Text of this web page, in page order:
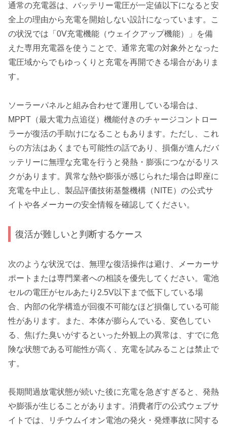
通常の充電器は、バッテリー電圧が一定値以下になると安
全上の理由から充電を開始しない設計になっています。こ
の状況では「0V充電機能（ウェイクアップ機能）」を備
えた専用充電器を使うことで、通常充電の対象外となった
電圧域からでもゆっくりと充電を再開できる場合がありま
す。
ソーラーパネルと組み合わせて運用している場合は、
MPPT（最大電力点追従）機能付きのチャージコントロー
ラーが復活の手助けになることもあります。ただし、これ
らの方法はあくまでも可能性の話であり、損傷が進んだバ
ッテリーに無理な充電を行うと発熱・膨張につながるリス
クがあります。異常な熱や膨張が感じられた場合は即座に
充電を中止し、製品評価技術基盤機構（NITE）の公式サ
イトや各メーカーの安全情報を確認してください。
復活が難しいと判断するケース
次のような状況では、無理な復活操作は避け、メーカーサ
ポートまたは専門業者への相談を優先してください。電池
セルの電圧がセルあたり2.5V以下まで低下している場
合、内部の化学構造が回復不可能なほど損傷している可能
性があります。また、本体が膨らんでいる、変色してい
る、焦げた臭いがするといった外観上の異常は、すでに危
険な状態である可能性が高く、充電を試みることは禁止で
す。
長期間過放電状態が続いた後に充電を急ぎすぎると、発熱
や膨張が生じることがあります。消費者庁の公式ウェブサ
イトでは、リチウムイオン電池の発火・発煙事故に関する